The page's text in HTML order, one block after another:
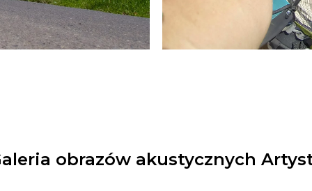
obrazów akustycznych